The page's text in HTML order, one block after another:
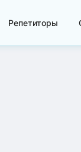
Репетиторы